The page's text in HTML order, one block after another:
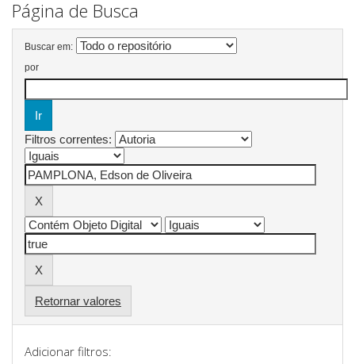
Página de Busca
Buscar em:
por
Filtros correntes:
Retornar valores
Adicionar filtros: